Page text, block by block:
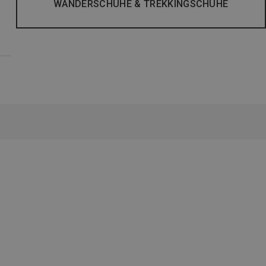
WANDERSCHUHE & TREKKINGSCHUHE